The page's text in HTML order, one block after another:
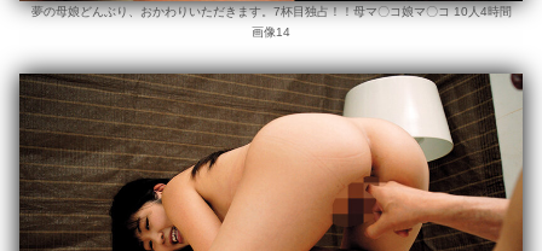
夢の母娘どんぶり、おかわりいただきます。7杯目独占！！母マ〇コ娘マ〇コ 10人4時間
画像14